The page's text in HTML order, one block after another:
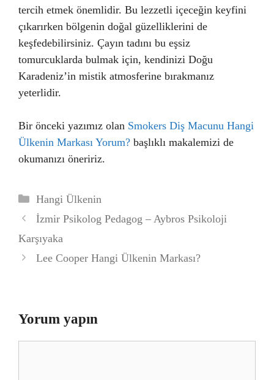
tercih etmek önemlidir. Bu lezzetli içeceğin keyfini
çıkarırken bölgenin doğal güzelliklerini de
keşfedebilirsiniz. Çayın tadını bu eşsiz
tomurcuklarda bulmak için, kendinizi Doğu
Karadeniz’in mistik atmosferine bırakmanız
yeterlidir.
Bir önceki yazımız olan Smokers Diş Macunu Hangi
Ülkenin Markası Yorum? başlıklı makalemizi de
okumanızı öneririz.
Kategoriler
Hangi Ülkenin
İzmir Psikolog Pedagog – Aybros Psikoloji
Karşıyaka
Lee Cooper Hangi Ülkenin Markası?
Yorum yapın